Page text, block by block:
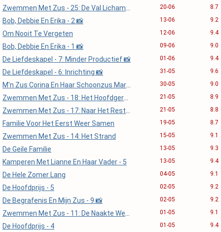
20-06 8.7
Bob, Debbie En Erika - 2 📸 13-06 9.2
Om Nooit Te Vergeten 12-06 9.4
Bob, Debbie En Erika - 1 📸 09-06 9.0
De Liefdeskapel - 7: Minder Productief 📸 01-06 9.4
De Liefdeskapel - 6: Inrichting 📸 31-05 9.6
30-05 9.0
21-05 8.9
21-05 8.8
Familie Voor Het Eerst Weer Samen 19-05 8.7
Zwemmen Met Zus - 14: Het Strand 15-05 9.1
De Geile Familie 13-05 9.3
Kamperen Met Lianne En Haar Vader - 5 13-05 9.4
De Hele Zomer Lang 04-05 9.1
De Hoofdprijs - 5 02-05 9.2
De Begrafenis En Mijn Zus - 9 📸 02-05 9.2
01-05 9.1
De Hoofdprijs - 4 01-05 9.4